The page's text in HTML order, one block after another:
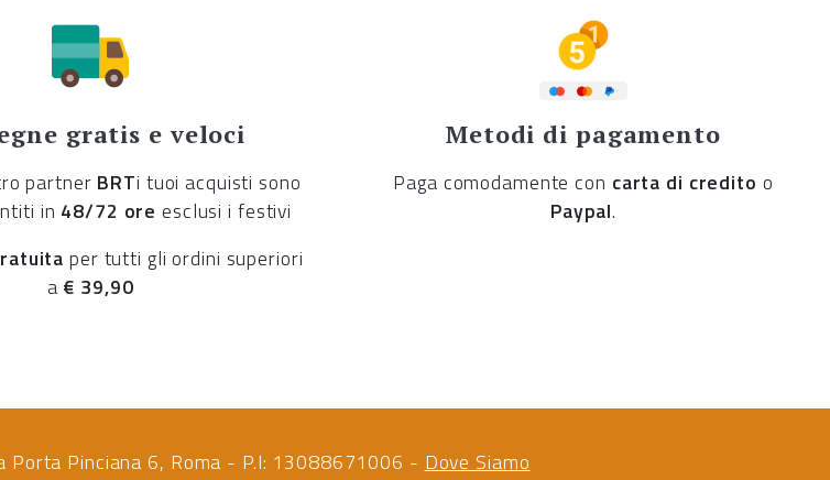
gratis e veloci
partner BRTi tuoi acquisti sono
in 48/72 ore esclusi i festivi
per tutti gli ordini superiori
a € 39,90
Metodi di pagamento
Paga comodamente con carta di credito o
Paypal.
Porta Pinciana 6, Roma - P.I: 13088671006 - Dove Siamo